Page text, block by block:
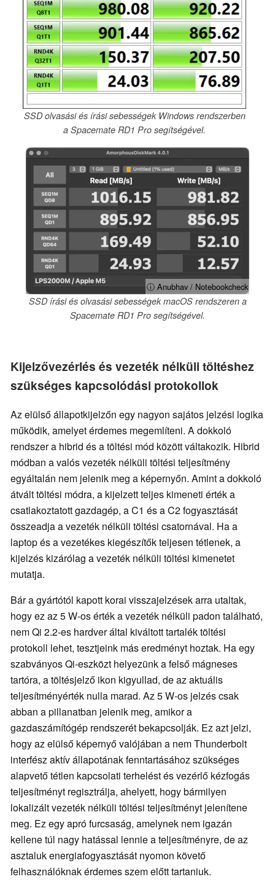
SSD olvasási és írási sebességek Windows rendszerben
a Spacemate RD1 Pro segítségével.
ⓘ Anubhav / Notebookcheck
SSD írási és olvasási sebességek macOS rendszeren a
Spacemate RD1 Pro segítségével.
Kijelzővezérlés és vezeték nélküli töltéshez
szükséges kapcsolódási protokollok
Az elülső állapotkijelzőn egy nagyon sajátos jelzési logika
működik, amelyet érdemes megemlíteni. A dokkoló
rendszer a hibrid és a töltési mód között váltakozik. Hibrid
módban a valós vezeték nélküli töltési teljesítmény
egyáltalán nem jelenik meg a képernyőn. Amint a dokkoló
átvált töltési módra, a kijelzett teljes kimeneti érték a
csatlakoztatott gazdagép, a C1 és a C2 fogyasztását
összeadja a vezeték nélküli töltési csatornával. Ha a
laptop és a vezetékes kiegészítők teljesen tétlenek, a
kijelzés kizárólag a vezeték nélküli töltési kimenetet
mutatja.
Bár a gyártótól kapott korai visszajelzések arra utaltak,
hogy ez az 5 W-os érték a vezeték nélküli padon található,
nem Qi 2.2-es hardver által kiváltott tartalék töltési
protokoll lehet, tesztjeink más eredményt hoztak. Ha egy
szabványos Qi-eszközt helyezünk a felső mágneses
tartóra, a töltésjelző ikon kigyullad, de az aktuális
teljesítményérték nulla marad. Az 5 W-os jelzés csak
abban a pillanatban jelenik meg, amikor a
gazdaszámítógép rendszerét bekapcsolják. Ez azt jelzi,
hogy az elülső képernyő valójában a nem Thunderbolt
interfész aktív állapotának fenntartásához szükséges
alapvető tétlen kapcsolati terhelést és vezérlő kézfogás
teljesítményt regisztrálja, ahelyett, hogy bármilyen
lokalizált vezeték nélküli töltési teljesítményt jelenítene
meg. Ez egy apró furcsaság, amelynek nem igazán
kellene túl nagy hatással lennie a teljesítményre, de az
asztaluk energiafogyasztását nyomon követő
felhasználóknak érdemes szem előtt tartaniuk.